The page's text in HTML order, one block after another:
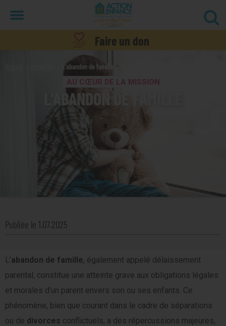
Faire un don
L’abandon de famille
AU CŒUR DE LA MISSION
L’ABANDON DE FAMILLE
Publiée le 1.07.2025
L’abandon de famille, également appelé délaissement
parental, constitue une atteinte grave aux obligations légales
et morales d’un parent envers son ou ses enfants. Ce
phénomène, bien que courant dans le cadre de séparations
ou de divorces conflictuels, a des répercussions majeures,